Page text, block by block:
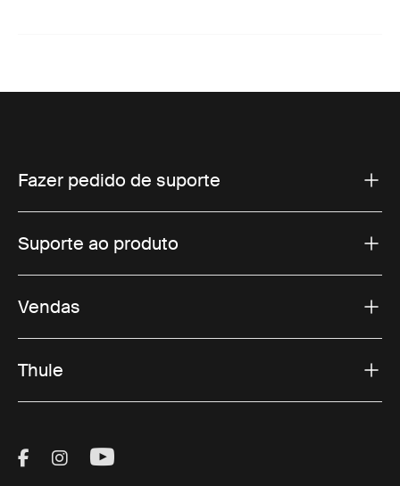
Fazer pedido de suporte
Suporte ao produto
Vendas
Thule
Visit Thule on Facebook (external link)
Visit Thule on Instagram (external link)
Visit Thule on Youtube (external